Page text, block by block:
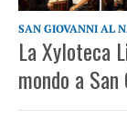
SAN GIOVANNI AL
La Xyloteca
mondo a